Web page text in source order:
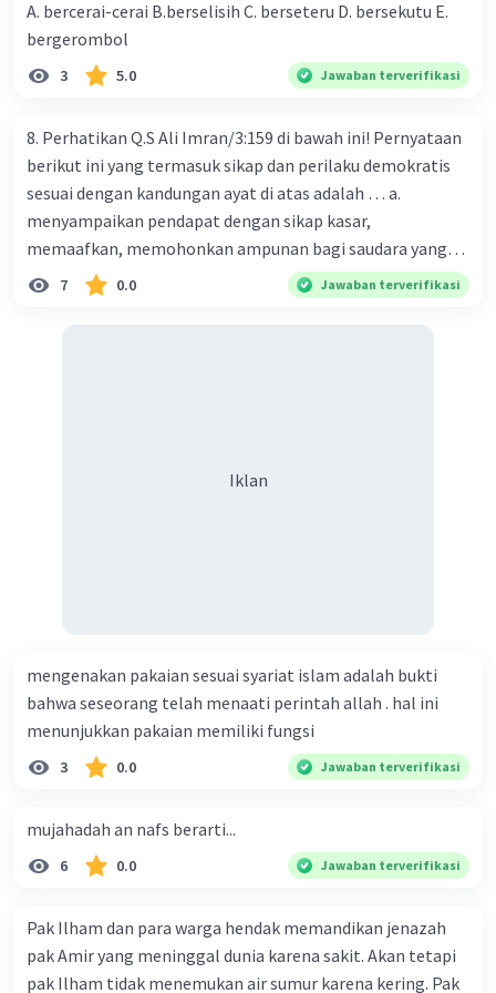
tarawih. Ardian lebih memilih untuk fokus pada
pelaksanaan tarawih itu sendiri, tanpa
mempermasalahkan jumlah rakaatnya.
Nilai tawassuth juga merupakan salah satu nilai
karena Ahlussunnah wal Jamaah berpegang
teguh pada prinsip bahwa Islam adalah agama
yang moderat, yang tidak mengajarkan
ekstremisme.
Berdasarkan penjelasan di atas, maka jawaban
yang tepat adalah
tasamuh.
A. bercerai-cerai B.berselisih C. berseteru D. bersekutu E.
bergerombol
3 5.0 Jawaban terverifikasi
8. Perhatikan Q.S Ali Imran/3:159 di bawah ini! Pernyataan
berikut ini yang termasuk sikap dan perilaku demokratis
sesuai dengan kandungan ayat di atas adalah … a.
menyampaikan pendapat dengan sikap kasar,
memaafkan, memohonkan ampunan bagi saudara yang
bersalah, senantiasa musyawarah, komitmen
melaksanakan keputusan musyawarah disertai tawakal. b.
bersalah, senantiasa musyawarah, komitmen
keputusan yang madarat buat ummat.
7 0.0 Jawaban terverifikasi
Iklan
mengenakan pakaian sesuai syariat islam adalah bukti
bahwa seseorang telah menaati perintah allah . hal ini
menunjukkan pakaian memiliki fungsi
3 0.0 Jawaban terverifikasi
mujahadah an nafs berarti...
6 0.0 Jawaban terverifikasi
Pak Ilham dan para warga hendak memandikan jenazah
pak Amir yang meninggal dunia karena sakit. Akan tetapi
pak Ilham tidak menemukan air sumur karena kering. Pak